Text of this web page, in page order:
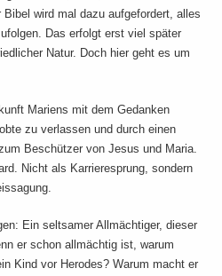
wird mal dazu aufgefordert, alles
Das erfolgt erst viel später
Natur. Doch hier geht es um
Mariens mit dem Gedanken
zu verlassen und durch einen
Beschützer von Jesus und Maria.
Nicht als Karrieresprung, sondern
Ein seltsamer Allmächtiger, dieser
er schon allmächtig ist, warum
Kind vor Herodes? Warum macht er